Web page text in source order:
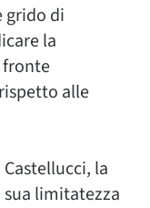
grido di
la
fronte
alle
la
limitatezza